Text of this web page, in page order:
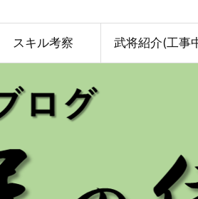
スキル考察 武将紹介(工事